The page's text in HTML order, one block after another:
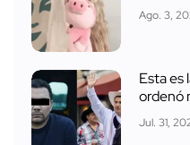
Ago. 3,
Esta es
ordenó
Jul. 31,